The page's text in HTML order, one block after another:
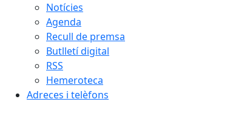
Notícies
Agenda
Recull de premsa
Butlletí digital
RSS
Hemeroteca
Adreces i telèfons